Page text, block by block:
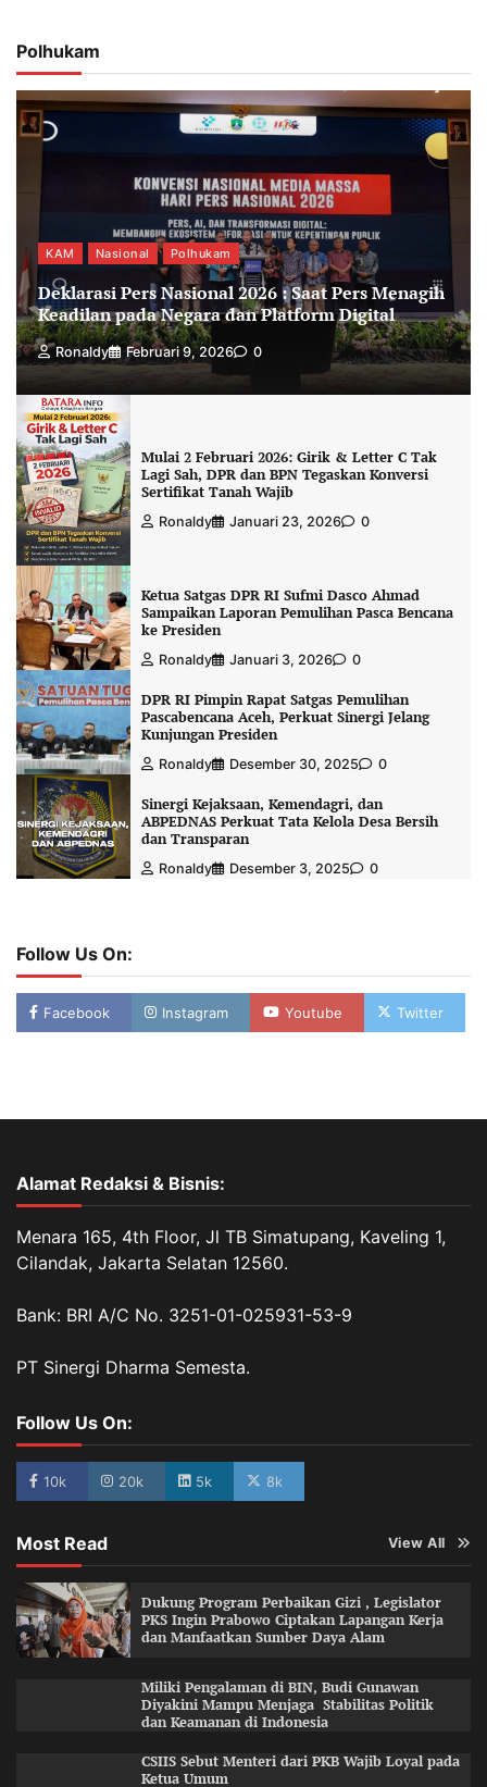
Polhukam
KAM Nasional Polhukam
Deklarasi Pers Nasional 2026 : Saat Pers Menagih
Keadilan pada Negara dan Platform Digital
Ronaldy Februari 9, 2026 0
Mulai 2 Februari 2026: Girik & Letter C Tak
Lagi Sah, DPR dan BPN Tegaskan Konversi
Sertifikat Tanah Wajib
Ronaldy Januari 23, 2026 0
Ketua Satgas DPR RI Sufmi Dasco Ahmad
Sampaikan Laporan Pemulihan Pasca Bencana
ke Presiden
Ronaldy Januari 3, 2026 0
DPR RI Pimpin Rapat Satgas Pemulihan
Pascabencana Aceh, Perkuat Sinergi Jelang
Kunjungan Presiden
Ronaldy Desember 30, 2025 0
Sinergi Kejaksaan, Kemendagri, dan
ABPEDNAS Perkuat Tata Kelola Desa Bersih
dan Transparan
Ronaldy Desember 3, 2025 0
Follow Us On:
Facebook Instagram Youtube Twitter
Alamat Redaksi & Bisnis:
Menara 165, 4th Floor, Jl TB Simatupang, Kaveling 1,
Cilandak, Jakarta Selatan 12560.
Bank: BRI A/C No. 3251-01-025931-53-9
PT Sinergi Dharma Semesta.
Follow Us On:
10k 20k 5k 8k
Most Read View All
Dukung Program Perbaikan Gizi , Legislator
PKS Ingin Prabowo Ciptakan Lapangan Kerja
dan Manfaatkan Sumber Daya Alam
Miliki Pengalaman di BIN, Budi Gunawan
Diyakini Mampu Menjaga Stabilitas Politik
dan Keamanan di Indonesia
CSIIS Sebut Menteri dari PKB Wajib Loyal pada
Ketua Umum